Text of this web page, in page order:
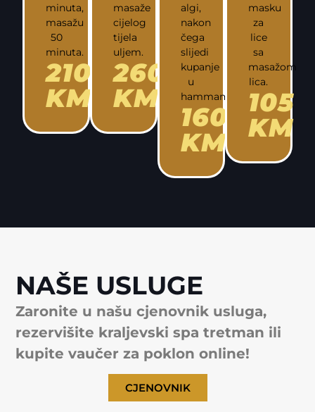
minuta,
masažu
50
minuta.
210
KM
masaže
cijelog
tijela
uljem.
260
KM
algi,
nakon
čega
slijedi
kupanje
u
hammamu.
160
KM
masku
za
lice
sa
masažom
lica.
105
KM
NAŠE USLUGE
Zaronite u našu cjenovnik usluga,
rezervišite kraljevski spa tretman ili
kupite vaučer za poklon online!
CJENOVNIK